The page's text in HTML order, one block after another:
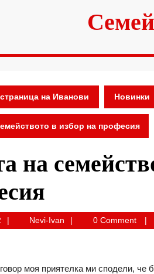
на Иванови Новинки
в избор на професия
на
31.03.2012Nevi-Ivan Nevi-
Ivan
0 Comment
моя приятелка ми сподели, че